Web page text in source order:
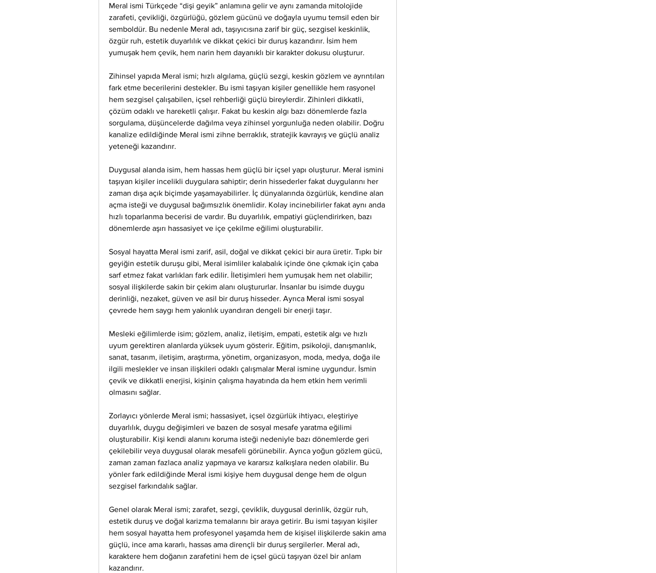
Meral ismi Türkçede “dişi geyik” anlamına gelir ve aynı zamanda mitolojide
zarafeti, çevikliği, özgürlüğü, gözlem gücünü ve doğayla uyumu temsil eden bir
semboldür. Bu nedenle Meral adı, taşıyıcısına zarif bir güç, sezgisel keskinlik,
özgür ruh, estetik duyarlılık ve dikkat çekici bir duruş kazandırır. İsim hem
yumuşak hem çevik, hem narin hem dayanıklı bir karakter dokusu oluşturur.
Zihinsel yapıda Meral ismi; hızlı algılama, güçlü sezgi, keskin gözlem ve ayrıntıları
fark etme becerilerini destekler. Bu ismi taşıyan kişiler genellikle hem rasyonel
hem sezgisel çalışabilen, içsel rehberliği güçlü bireylerdir. Zihinleri dikkatli,
çözüm odaklı ve hareketli çalışır. Fakat bu keskin algı bazı dönemlerde fazla
sorgulama, düşüncelerde dağılma veya zihinsel yorgunluğa neden olabilir. Doğru
kanalize edildiğinde Meral ismi zihne berraklık, stratejik kavrayış ve güçlü analiz
yeteneği kazandırır.
Duygusal alanda isim, hem hassas hem güçlü bir içsel yapı oluşturur. Meral ismini
taşıyan kişiler incelikli duygulara sahiptir; derin hissederler fakat duygularını her
zaman dışa açık biçimde yaşamayabilirler. İç dünyalarında özgürlük, kendine alan
açma isteği ve duygusal bağımsızlık önemlidir. Kolay incinebilirler fakat aynı anda
hızlı toparlanma becerisi de vardır. Bu duyarlılık, empatiyi güçlendirirken, bazı
dönemlerde aşırı hassasiyet ve içe çekilme eğilimi oluşturabilir.
Sosyal hayatta Meral ismi zarif, asil, doğal ve dikkat çekici bir aura üretir. Tıpkı bir
geyiğin estetik duruşu gibi, Meral isimliler kalabalık içinde öne çıkmak için çaba
sarf etmez fakat varlıkları fark edilir. İletişimleri hem yumuşak hem net olabilir;
sosyal ilişkilerde sakin bir çekim alanı oluştururlar. İnsanlar bu isimde duygu
derinliği, nezaket, güven ve asil bir duruş hisseder. Ayrıca Meral ismi sosyal
çevrede hem saygı hem yakınlık uyandıran dengeli bir enerji taşır.
Mesleki eğilimlerde isim; gözlem, analiz, iletişim, empati, estetik algı ve hızlı
uyum gerektiren alanlarda yüksek uyum gösterir. Eğitim, psikoloji, danışmanlık,
sanat, tasarım, iletişim, araştırma, yönetim, organizasyon, moda, medya, doğa ile
ilgili meslekler ve insan ilişkileri odaklı çalışmalar Meral ismine uygundur. İsmin
çevik ve dikkatli enerjisi, kişinin çalışma hayatında da hem etkin hem verimli
olmasını sağlar.
Zorlayıcı yönlerde Meral ismi; hassasiyet, içsel özgürlük ihtiyacı, eleştiriye
duyarlılık, duygu değişimleri ve bazen de sosyal mesafe yaratma eğilimi
oluşturabilir. Kişi kendi alanını koruma isteği nedeniyle bazı dönemlerde geri
çekilebilir veya duygusal olarak mesafeli görünebilir. Ayrıca yoğun gözlem gücü,
zaman zaman fazlaca analiz yapmaya ve kararsız kalkışlara neden olabilir. Bu
yönler fark edildiğinde Meral ismi kişiye hem duygusal denge hem de olgun
sezgisel farkındalık sağlar.
Genel olarak Meral ismi; zarafet, sezgi, çeviklik, duygusal derinlik, özgür ruh,
estetik duruş ve doğal karizma temalarını bir araya getirir. Bu ismi taşıyan kişiler
hem sosyal hayatta hem profesyonel yaşamda hem de kişisel ilişkilerde sakin ama
güçlü, ince ama kararlı, hassas ama dirençli bir duruş sergilerler. Meral adı,
karaktere hem doğanın zarafetini hem de içsel gücü taşıyan özel bir anlam
kazandırır.